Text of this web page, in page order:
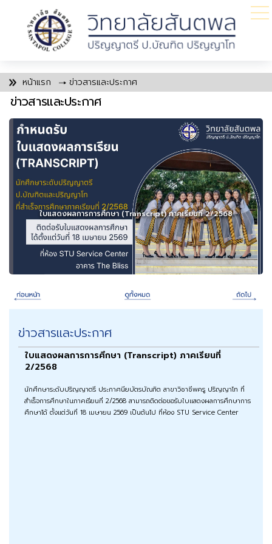
หน้าแรก ข่าวสารและประกาศ
ข่าวสารและประกาศ
ใบแสดงผลการการศึกษา (Transcript) ภาคเรียนที่ 2/2568
ข่าวสารและประกาศ
ใบแสดงผลการการศึกษา (Transcript) ภาคเรียนที่
2/2568
นักศึกษาระดับปริญญาตรี ประกาศนียบัตรบัณฑิต สาขาวิชาชีพครู ปริญญาโท ที่
สำเร็จการศึกษาในภาคเรียนที่ 2/2568 สามารถติดต่อขอรับใบแสดงผลการศึกษาการ
ศึกษาได้ ตั้งแต่วันที่ 18 เมษายน 2569 เป็นต้นไป ที่ห้อง STU Service Center